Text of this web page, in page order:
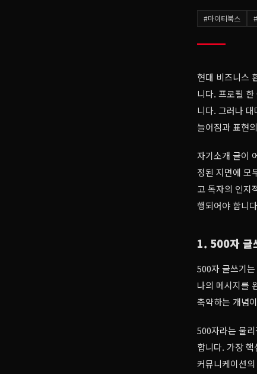
#마이티북스 #
현대 비즈니스
니다. 프로필
니다. 그러나
늘어짐과 표현
자기소개 글이
정된 지면에 모
고 독자의 인지
행되어야 합니
1. 500자 글
500자 글쓰기
나의 메시지를
축약하는 개념
500자라는 물
합니다. 가장
커뮤니케이션